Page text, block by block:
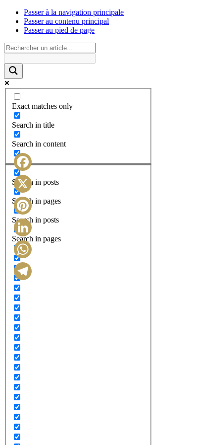
Passer à la navigation principale
Passer au contenu principal
Passer au pied de page
Exact matches only
Search in title
Search in content
Search in posts
Search in pages
Search in posts
Search in pages
Facebook
X
Pinterest
LinkedIn
WhatsApp
Telegram